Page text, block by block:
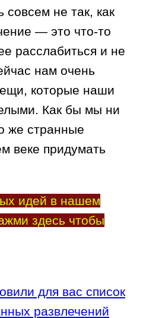
совсем не так, как
— это что-то
расслабиться и не
нам очень
которые наши
Как бы мы ни
же странные
веке придумать
идей в нашем
здесь чтобы
для вас список
развлечений